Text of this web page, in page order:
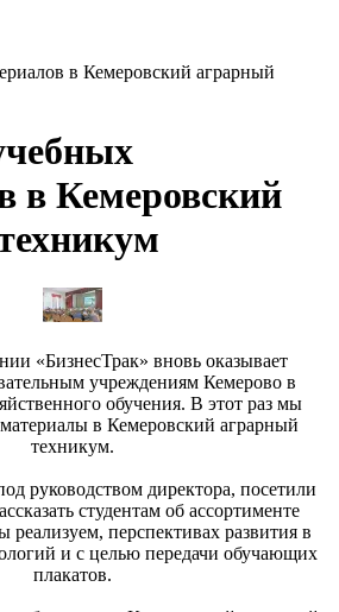
в Кемеровский аграрный
в Кемеровский
«БизнесТрак» вновь оказывает
учреждениям Кемерово в
обучения. В этот раз мы
в Кемеровский аграрный
техникум.
руководством директора, посетили
студентам об ассортименте
перспективах развития в
и с целью передачи обучающих
плакатов.